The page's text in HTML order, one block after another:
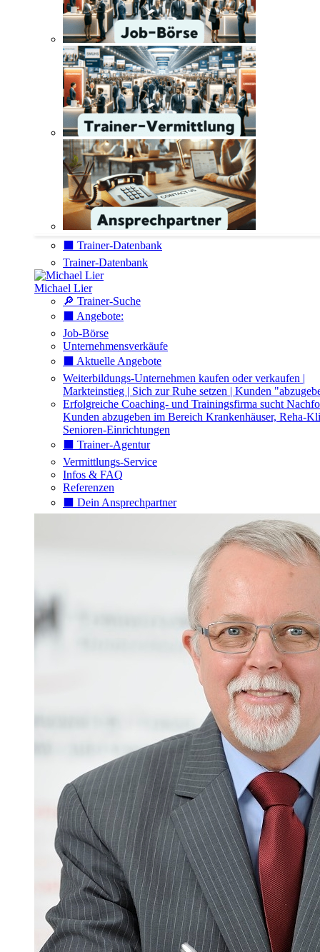
⬛️ Trainer-Datenbank
Trainer-Datenbank
Michael Lier
🔎 Trainer-Suche
⬛️ Angebote:
Job-Börse
Unternehmensverkäufe
⬛️ Aktuelle Angebote
Weiterbildungs-Unternehmen kaufen oder verkaufen |
Markteinstieg | Sich zur Ruhe setzen | Kunden
Erfolgreiche Coaching- und Trainingsfirma sucht
Kunden abzugeben im Bereich Krankenhäuser, Reha-
Senioren-Einrichtungen
⬛️ Trainer-Agentur
Vermittlungs-Service
Infos & FAQ
Referenzen
⬛️ Dein Ansprechpartner